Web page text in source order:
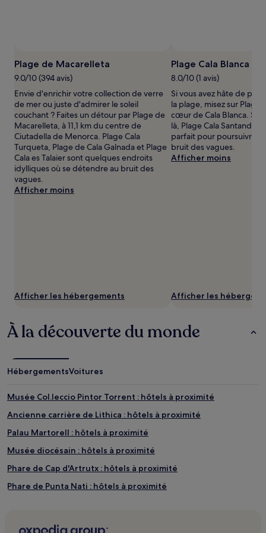
susceptibles
changer.
Des
conditions
supplémentaires
peuvent
s’appliquer.
libre
de
droits
prise
par
João
Brandão
Rodrigues
Plage de Macarelleta
9.0/10 (394 avis)
Envie d'enrichir votre collection de verre
de mer ou juste d'admirer le soleil
couchant ? Faites un détour par Plage de
Macarelleta, à 11,1 km du centre de
Ciutadella de Menorca. Plage Cala
Turqueta, Plage de Cala Galnada et Plage
Cala es Talaier sont quelques endroits
idylliques où se détendre au bruit des
vagues.
Afficher moins
Afficher les hébergements
Plage Cala Blanca
8.0/10 (1 avis)
Si vous avez hâte de
la plage, misez sur Plage
cœur de Cala Blanca.
là, Plage Cala Santandria
parfait pour poursuivre
bruit des vagues.
Afficher moins
Afficher les
À la découverte du monde
HébergementsVoitures
Musée Col.leccio Pintor Torrent : hôtels à proximité
Ancienne carrière de Lithica : hôtels à proximité
Palau Martorell : hôtels à proximité
Musée diocésain : hôtels à proximité
Phare de Cap d'Artrutx : hôtels à proximité
Phare de Punta Nati : hôtels à proximité